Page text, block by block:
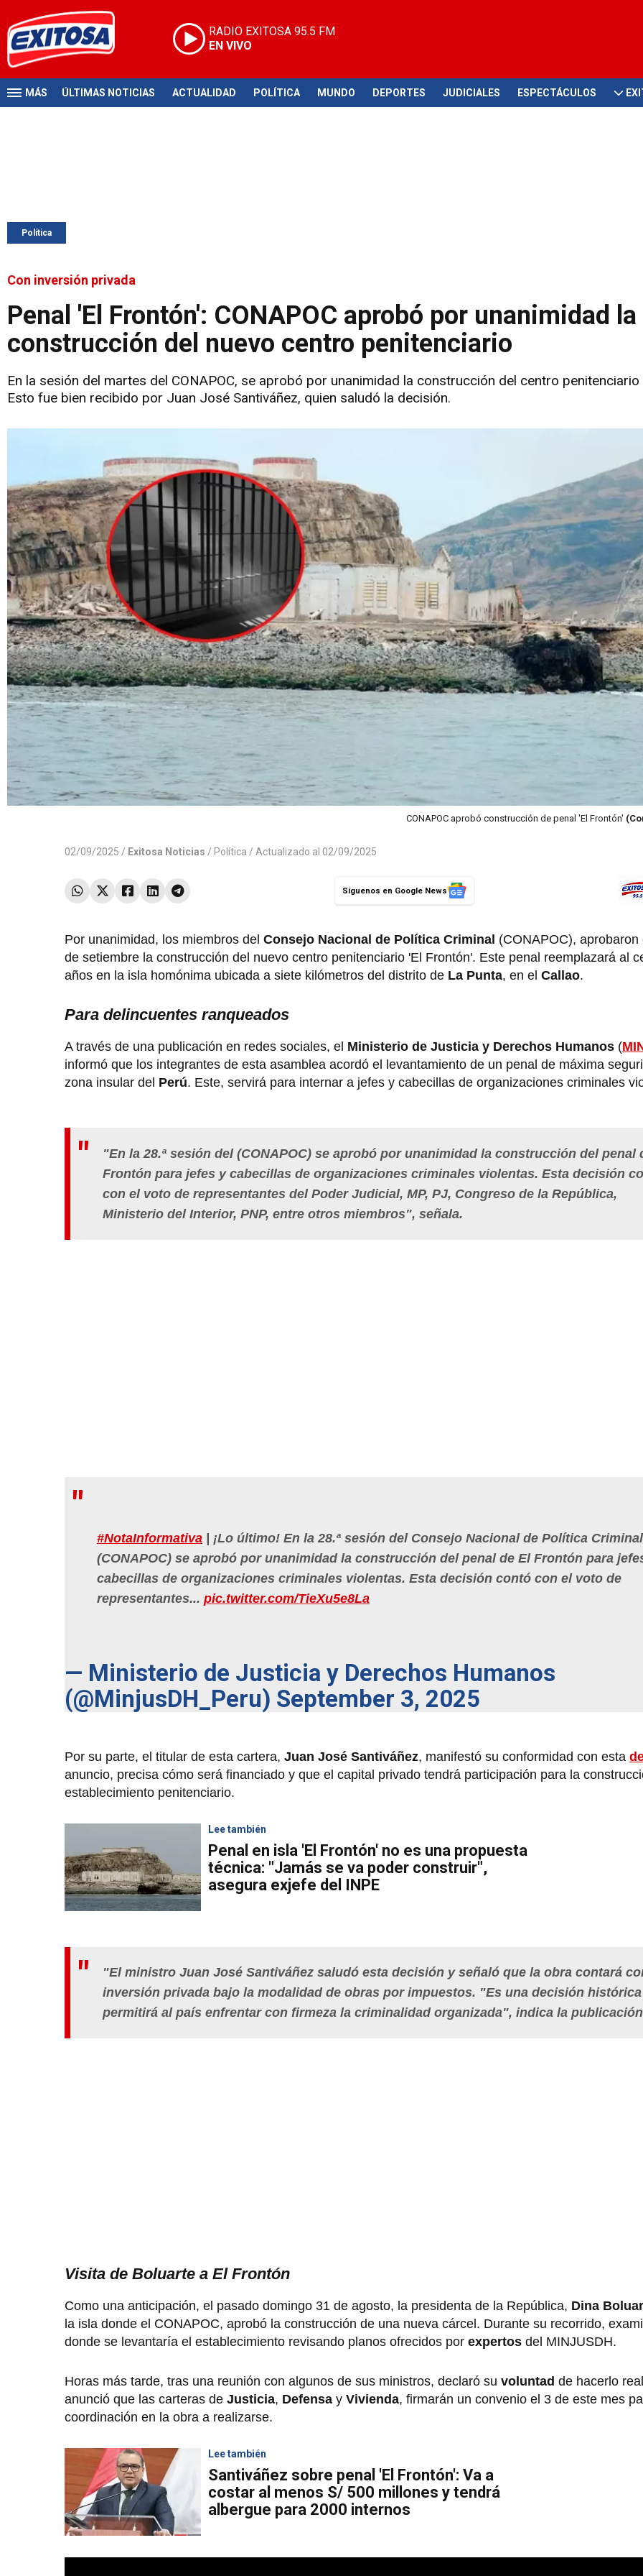
RADIO EXITOSA 95.5 FM
EN VIVO
MÁS ÚLTIMAS NOTICIAS ACTUALIDAD POLÍTICA MUNDO DEPORTES JUDICIALES ESPECTÁCULOS
Política
Con inversión privada
Penal 'El Frontón': CONAPOC aprobó por unanimidad la
construcción del nuevo centro penitenciario
En la sesión del martes del CONAPOC, se aprobó por unanimidad la construcción del centro penitenciario
Esto fue bien recibido por Juan José Santiváñez, quien saludó la decisión.
CONAPOC aprobó construcción de penal 'El Frontón'
02/09/2025 / Exitosa Noticias / Política / Actualizado al 02/09/2025
Síguenos en Google News
Por unanimidad, los miembros del Consejo Nacional de Política Criminal (CONAPOC),
de setiembre la construcción del nuevo centro penitenciario 'El Frontón'. Este penal reemplazará al
años en la isla homónima ubicada a siete kilómetros del distrito de La Punta, en el Callao.
Para delincuentes ranqueados
A través de una publicación en redes sociales, el Ministerio de Justicia y Derechos Humanos (
informó que los integrantes de esta asamblea acordó el levantamiento de un penal de máxima
zona insular del Perú. Este, servirá para internar a jefes y cabecillas de organizaciones criminales
"En la 28.ª sesión del (CONAPOC) se aprobó por unanimidad la construcción del penal
Frontón para jefes y cabecillas de organizaciones criminales violentas. Esta decisión
con el voto de representantes del Poder Judicial, MP, PJ, Congreso de la República,
Ministerio del Interior, PNP, entre otros miembros", señala.
#NotaInformativa | ¡Lo último! En la 28.ª sesión del Consejo Nacional de Política Criminal
(CONAPOC) se aprobó por unanimidad la construcción del penal de El Frontón para
cabecillas de organizaciones criminales violentas. Esta decisión contó con el voto de
representantes... pic.twitter.com/TieXu5e8La
— Ministerio de Justicia y Derechos Humanos
(@MinjusDH_Peru) September 3, 2025
Por su parte, el titular de esta cartera, Juan José Santiváñez, manifestó su conformidad con esta
anuncio, precisa cómo será financiado y que el capital privado tendrá participación para la
establecimiento penitenciario.
Lee también
Penal en isla 'El Frontón' no es una propuesta
técnica: "Jamás se va poder construir",
asegura exjefe del INPE
"El ministro Juan José Santiváñez saludó esta decisión y señaló que la obra contará
inversión privada bajo la modalidad de obras por impuestos. "Es una decisión
permitirá al país enfrentar con firmeza la criminalidad organizada", indica la
Visita de Boluarte a El Frontón
Como una anticipación, el pasado domingo 31 de agosto, la presidenta de la República, Dina
la isla donde el CONAPOC, aprobó la construcción de una nueva cárcel. Durante su recorrido,
donde se levantaría el establecimiento revisando planos ofrecidos por expertos del MINJUSDH.
Horas más tarde, tras una reunión con algunos de sus ministros, declaró su voluntad de hacerlo
anunció que las carteras de Justicia, Defensa y Vivienda, firmarán un convenio el 3 de este mes
coordinación en la obra a realizarse.
Lee también
Santiváñez sobre penal 'El Frontón': Va a
costar al menos S/ 500 millones y tendrá
albergue para 2000 internos